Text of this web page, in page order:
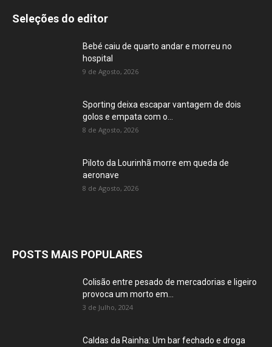
Seleções do editor
Bebé caiu de quarto andar e morreu no
hospital
9 de Agosto, 2026
Sporting deixa escapar vantagem de dois
golos e empata com o...
8 de Agosto, 2026
Piloto da Lourinhã morre em queda de
aeronave
8 de Agosto, 2026
POSTS MAIS POPULARES
Colisão entre pesado de mercadorias e ligeiro
provoca um morto em...
3 de Julho, 2024
Caldas da Rainha: Um bar fechado e droga